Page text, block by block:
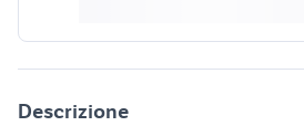
Descrizione